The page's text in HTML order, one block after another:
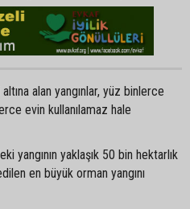
alan yangınlar, yüz binlerce
evin kullanılamaz hale
yangının yaklaşık 50 bin hektarlık
en büyük orman yangını